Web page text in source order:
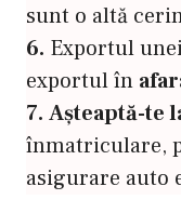
sunt o altă
6. Exportul
exportul în
7. Așteaptă-te
înmatriculare,
asigurare auto